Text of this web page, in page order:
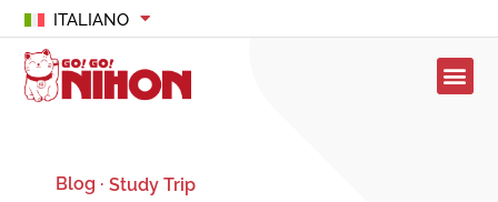
ITALIANO
Blog · Study Trip